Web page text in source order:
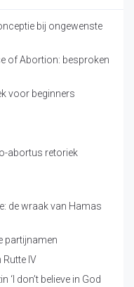
bij ongewenste
of Abortion: besproken
voor beginners
abortus retoriek
de wraak van Hamas
partijnamen
IV
‘I don’t believe in God